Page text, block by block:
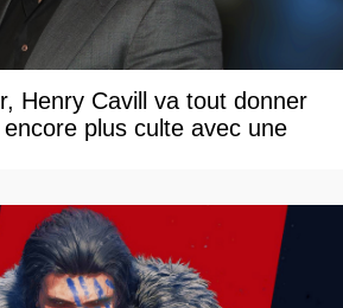
Henry Cavill va tout donner
plus culte avec une